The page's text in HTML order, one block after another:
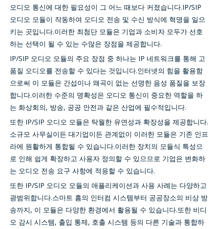
오디오 통신에 대한 필요성이 그 어느 때보다 커졌습니다.IP/SIP
오디오 모듈이 작동하여 오디오 전송 및 수신 방식에 혁명을 일으
키는 곳입니다.이러한 최첨단 모듈은 기업과 소비자 모두가 선호
하는 선택이 될 수 있는 수많은 장점을 제공합니다.
IP/SIP 오디오 모듈의 주요 장점 중 하나는 IP 네트워크를 통해 고
품질 오디오를 전송할 수 있다는 것입니다.인터넷의 힘을 활용함
으로써 이 모듈은 간섭이나 왜곡이 없는 선명한 음성 품질을 보장
합니다.이러한 수준의 명확성은 오디오 통신이 중요한 역할을 하
는 화상회의, 방송, 공공 안전과 같은 산업에 필수적입니다.
또한 IP/SIP 오디오 모듈은 탁월한 유연성과 확장성을 제공합니다.
소규모 사무실이든 대기업이든 관계없이 이러한 모듈은 기존 인프
라에 원활하게 통합될 수 있습니다.이러한 장치의 모듈식 특성으
로 인해 쉽게 확장하고 사용자 정의할 수 있으므로 기업은 변화하
는 오디오 전송 요구 사항에 적응할 수 있습니다.
또한 IP/SIP 오디오 모듈의 애플리케이션과 사용 사례는 다양하고
광범위합니다.스마트 홈의 인터컴 시스템부터 공공장소의 비상 방
송까지, 이 모듈은 다양한 환경에서 활용될 수 있습니다.또한 비디
오 감시 시스템, 출입 통제, 호출 시스템 등의 다른 기술과 통합하